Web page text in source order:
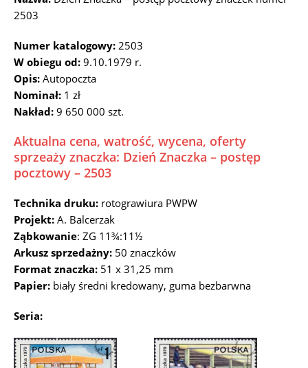
2503
Numer katalogowy: 2503
W obiegu od: 9.10.1979 r.
Opis: Autopoczta
Nominał: 1 zł
Nakład: 9 650 000 szt.
Aktualna cena, watrość, wycena, oferty
sprzeaży znaczka: Dzień Znaczka – postęp
pocztowy – 2503
Technika druku: rotograwiura PWPW
Projekt: A. Balcerzak
Ząbkowanie: ZG 11¾:11½
Arkusz sprzedażny: 50 znaczków
Format znaczka: 51 x 31,25 mm
Papier: biały średni kredowany, guma bezbarwna
Seria: